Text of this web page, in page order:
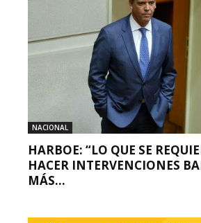
NACIONAL
HARBOE: “LO QUE SE
HACER INTERVENCIONES
MÁS...